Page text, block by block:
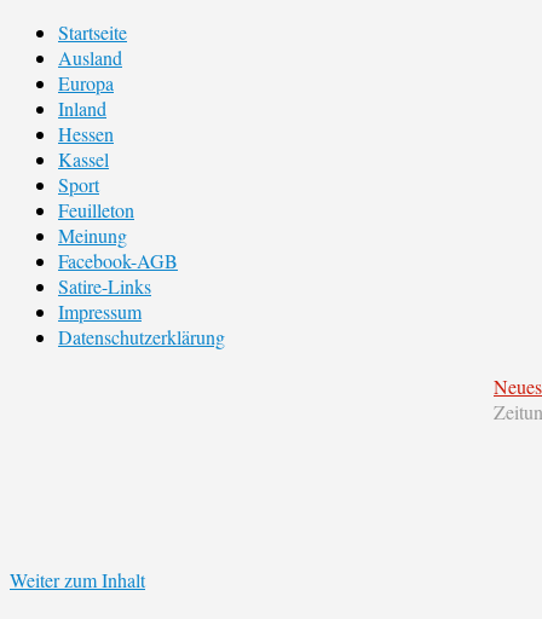
Startseite
Ausland
Europa
Inland
Hessen
Kassel
Sport
Feuilleton
Meinung
Facebook-AGB
Satire-Links
Impressum
Datenschutzerklärung
Weiter zum Inhalt